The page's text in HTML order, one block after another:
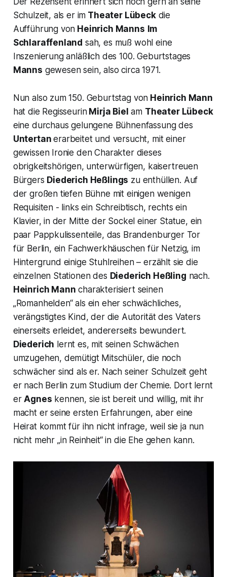
Schulzeit, als er im Theater Lübeckdie
Aufführung von Heinrich Manns Im
Schlaraffenland sah, es muß wohl eine
Inszenierung anläßlich des 100. Geburtstages
Manns gewesen sein, also circa 1971.
Nun also zum 150. Geburtstag von Heinrich Mann
hat die RegisseurinMirja Biel am Theater Lübeck
eine durchaus gelungene Bühnenfassung des
Untertan erarbeitet und versucht, mit einer
gewissen Ironie den Charakter dieses
obrigkeitshörigen, unterwürfigen, kaisertreuen
Bürgers Diederich Heßlings zu enthüllen. Auf
der großen tiefen Bühne mit einigen wenigen
Requisiten - links ein Schreibtisch, rechts ein
Klavier, in der Mitte der Sockel einer Statue, ein
paar Pappkulissenteile, das Brandenburger Tor
für Berlin, ein Fachwerkhäuschen für Netzig, im
Hintergrund einige Stuhlreihen – erzählt sie die
einzelnen Stationen des Diederich Heßling nach.
Heinrich Mann charakterisiert seinen
„Romanhelden“als ein eher schwächliches,
verängstigtes Kind, der die Autorität des Vaters
einerseits erleidet, andererseits bewundert.
Diederich lernt es, mit seinen Schwächen
umzugehen, demütigt Mitschüler, die noch
schwächer sind als er. Nach seiner Schulzeit geht
er nach Berlin zum Studium der Chemie. Dort lernt
erAgnes kennen, sie ist bereit und willig, mit ihr
macht er seine ersten Erfahrungen, aber eine
Heirat kommt für ihn nicht infrage, weil sie ja nun
nicht mehr „in Reinheit“in die Ehe gehen kann.